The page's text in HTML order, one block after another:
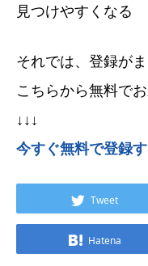
見つけやすくなる
それでは、登録が
こちらから無料でお
↓↓↓
今すぐ無料で登録
Tweet
Hatena